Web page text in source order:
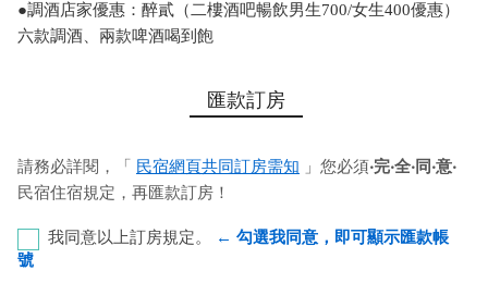
●調酒店家優惠：醉貳（二樓酒吧暢飲男生700/女生400優惠）
六款調酒、兩款啤酒喝到飽
匯款訂房
請務必詳閱，「 民宿網頁共同訂房需知 」您必須‧完‧全‧同‧意‧
民宿住宿規定，再匯款訂房！
我同意以上訂房規定。
← 勾選我同意，即可顯示匯款帳
號